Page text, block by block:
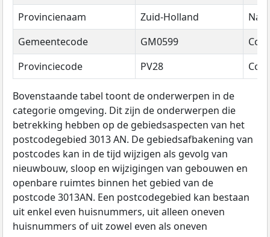
Provincienaam
Zuid-Holland
Gemeentecode
GM0599
Provinciecode
PV28
Bovenstaande tabel toont de onderwerpen in de
categorie omgeving. Dit zijn de onderwerpen die
betrekking hebben op de gebiedsaspecten van het
postcodegebied 3013 AN. De gebiedsafbakening van
postcodes kan in de tijd wijzigen als gevolg van
nieuwbouw, sloop en wijzigingen van gebouwen en
openbare ruimtes binnen het gebied van de
postcode 3013AN. Een postcodegebied kan bestaan
uit enkel even huisnummers, uit alleen oneven
huisnummers of uit zowel even als oneven